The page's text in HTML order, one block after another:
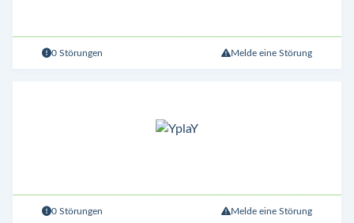
0 Störungen Melde eine Störung
0 Störungen Melde eine Störung